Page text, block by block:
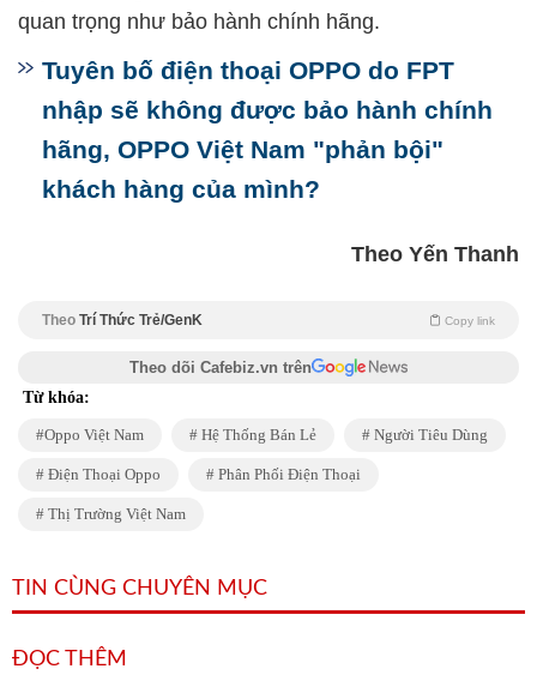
quan trọng như bảo hành chính hãng.
Tuyên bố điện thoại OPPO do FPT
nhập sẽ không được bảo hành chính
hãng, OPPO Việt Nam "phản bội"
khách hàng của mình?
Theo Yến Thanh
Theo Trí Thức Trẻ/GenK Copy link
Theo dõi Cafebiz.vn trên
Từ khóa:
Oppo Việt Nam Hệ Thống Bán Lẻ Người Tiêu Dùng
Điện Thoại Oppo Phân Phối Điện Thoại
Thị Trường Việt Nam
TIN CÙNG CHUYÊN MỤC
ĐỌC THÊM